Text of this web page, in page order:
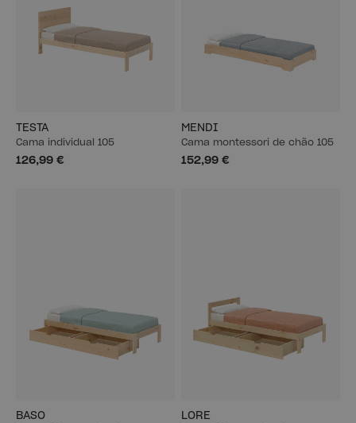
TESTA
Cama individual 105
126,99 €
MENDI
Cama montessori de chão 105
152,99 €
BASO LORE